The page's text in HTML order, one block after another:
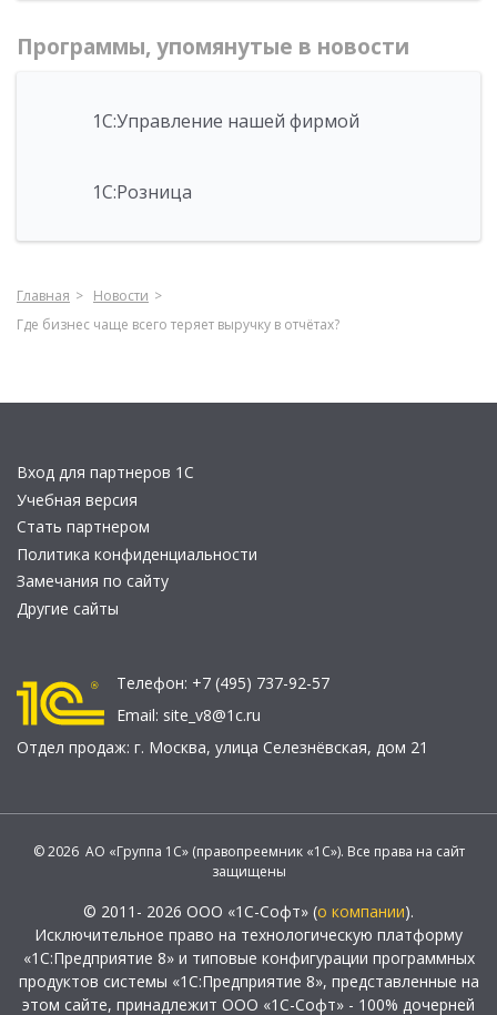
Программы, упомянутые в новости
1С:Управление нашей фирмой
1С:Розница
Главная
Новости
Где бизнес чаще всего теряет выручку в отчётах?
Вход для партнеров 1С
Учебная версия
Стать партнером
Политика конфиденциальности
Замечания по сайту
Другие сайты
Телефон: +7 (495) 737-92-57
Email: site_v8@1c.ru
Отдел продаж: г. Москва, улица Селезнёвская, дом 21
© 2026 АО «Группа 1С» (правопреемник «1С»). Все права на сайт
защищены
© 2011- 2026 ООО «1С-Софт» (о компании).
Исключительное право на технологическую платформу
«1С:Предприятие 8» и типовые конфигурации программных
продуктов системы «1С:Предприятие 8», представленные на
этом сайте, принадлежит ООО «1С-Софт» - 100% дочерней